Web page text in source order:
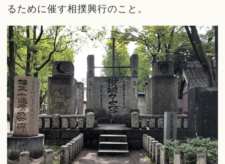
るために催す相撲興行のこと。